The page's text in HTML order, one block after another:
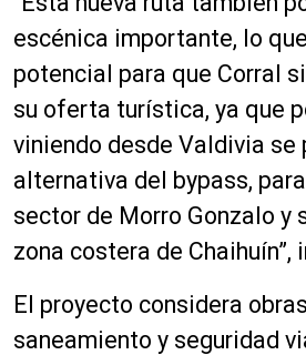
escénica importante, lo
potencial para que Corral
su oferta turística, ya que
viniendo desde Valdivia se
alternativa del bypass,
sector de Morro Gonzalo y
zona costera de Chaihuín”,
El proyecto considera
saneamiento y seguridad